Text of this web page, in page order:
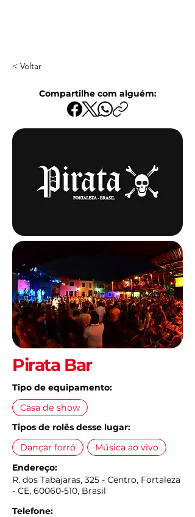
< Voltar
Compartilhe com alguém:
Pirata Bar
Tipo de equipamento:
Casa de show
Tipos de rolês desse lugar:
Dançar forró
Música ao vivo
Endereço:
R. dos Tabajaras, 325 - Centro, Fortaleza
- CE, 60060-510, Brasil
Telefone: